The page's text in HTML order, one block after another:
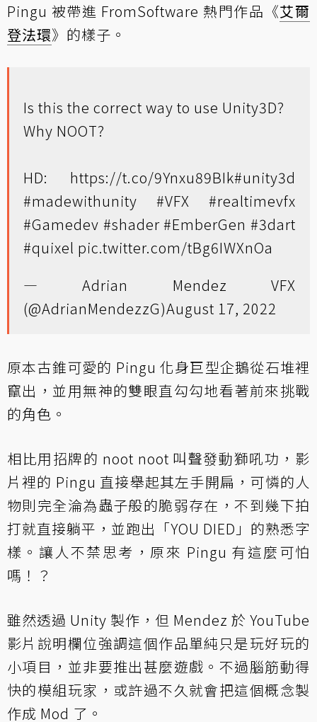
Pingu 被帶進 FromSoftware 熱門作品《艾爾
登法環》的樣子。
Is this the correct way to use Unity3D?
Why NOOT?
HD: https://t.co/9Ynxu89BIk#unity3d
#madewithunity
#VFX
#realtimevfx
#Gamedev #shader#EmberGen #3dart
#quixel pic.twitter.com/tBg6IWXnOa
— Adrian Mendez VFX
(@AdrianMendezzG)August 17, 2022
原本古錐可愛的 Pingu 化身巨型企鵝從石堆裡
竄出，並用無神的雙眼直勾勾地看著前來挑戰
的角色。
相比用招牌的 noot noot 叫聲發動獅吼功，影
片裡的 Pingu 直接舉起其左手開扁，可憐的人
物則完全淪為蟲子般的脆弱存在，不到幾下拍
打就直接躺平，並跑出「YOU DIED」的熟悉字
樣。讓人不禁思考，原來 Pingu 有這麼可怕
嗎！？
雖然透過 Unity 製作，但 Mendez 於 YouTube
影片說明欄位強調這個作品單純只是玩好玩的
小項目，並非要推出甚麼遊戲。不過腦筋動得
快的模組玩家，或許過不久就會把這個概念製
作成 Mod 了。